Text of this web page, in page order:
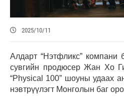
2025/10/11
Алдарт “Нэтфликс” компани
сувгийн продюсер Жан Хо
“Physical 100” шоуны удаах
нэвтрүүлэгт Монголын баг